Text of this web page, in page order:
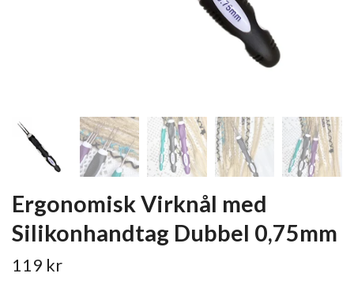
Ergonomisk Virknål med
Silikonhandtag Dubbel 0,75mm
119 kr